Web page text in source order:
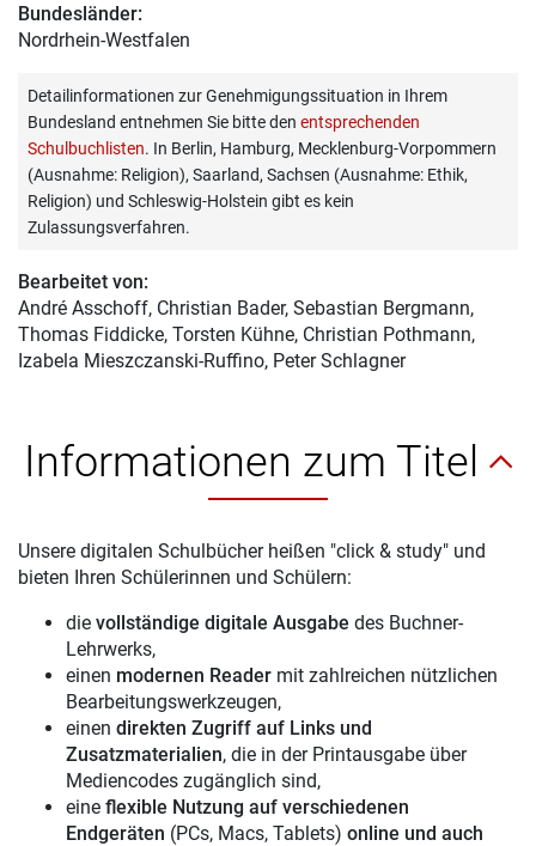
Bundesländer:
Nordrhein-Westfalen
Detailinformationen zur Genehmigungssituation in Ihrem
Bundesland entnehmen Sie bitte den entsprechenden
Schulbuchlisten. In Berlin, Hamburg, Mecklenburg-Vorpommern
(Ausnahme: Religion), Saarland, Sachsen (Ausnahme: Ethik,
Religion) und Schleswig-Holstein gibt es kein
Zulassungsverfahren.
Bearbeitet von:
André Asschoff, Christian Bader, Sebastian Bergmann,
Thomas Fiddicke, Torsten Kühne, Christian Pothmann,
Izabela Mieszczanski-Ruffino, Peter Schlagner
Informationen zum Titel
Unsere digitalen Schulbücher heißen "click & study" und
bieten Ihren Schülerinnen und Schülern:
die vollständige digitale Ausgabe des Buchner-
Lehrwerks,
einen modernen Reader mit zahlreichen nützlichen
Bearbeitungswerkzeugen,
einen direkten Zugriff auf Links und
Zusatzmaterialien, die in der Printausgabe über
Mediencodes zugänglich sind,
eine flexible Nutzung auf verschiedenen
Endgeräten (PCs, Macs, Tablets) online und auch